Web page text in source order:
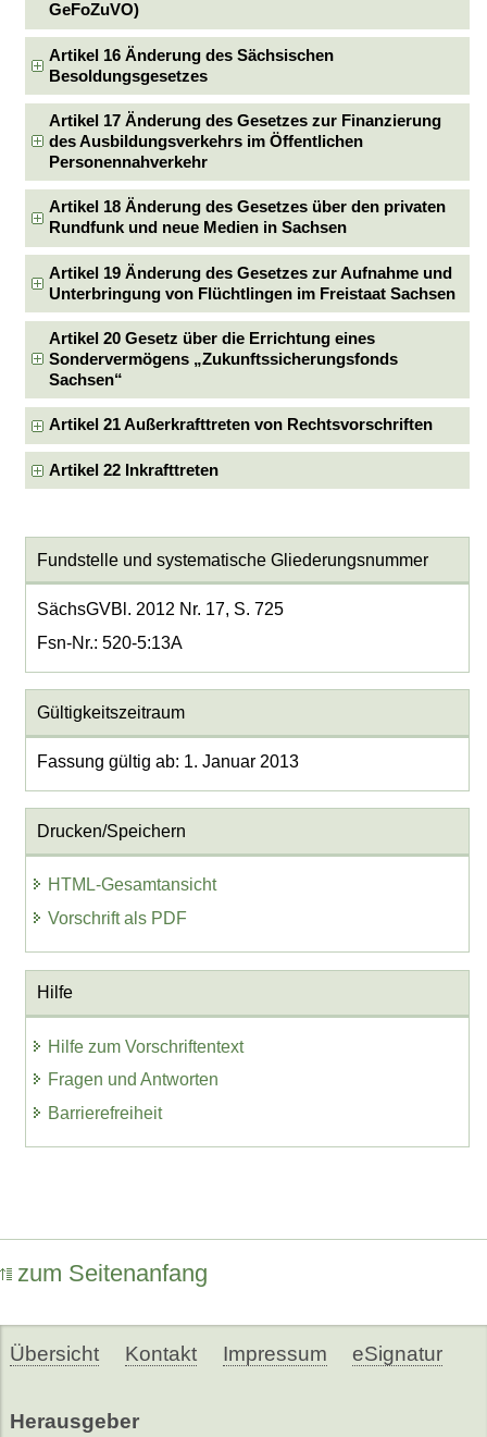
GeFoZuVO)
Artikel 16 Änderung des Sächsischen
Besoldungsgesetzes
Artikel 17 Änderung des Gesetzes zur Finanzierung
des Ausbildungsverkehrs im Öffentlichen
Personennahverkehr
Artikel 18 Änderung des Gesetzes über den privaten
Rundfunk und neue Medien in Sachsen
Artikel 19 Änderung des Gesetzes zur Aufnahme und
Unterbringung von Flüchtlingen im Freistaat Sachsen
Artikel 20 Gesetz über die Errichtung eines
Sondervermögens „Zukunftssicherungsfonds
Sachsen“
Artikel 21 Außerkrafttreten von Rechtsvorschriften
Artikel 22 Inkrafttreten
Fundstelle und systematische Gliederungsnummer
SächsGVBl. 2012 Nr. 17, S. 725
Fsn-Nr.: 520-5:13A
Gültigkeitszeitraum
Fassung gültig ab: 1. Januar 2013
Drucken/Speichern
HTML-Gesamtansicht
Vorschrift als PDF
Hilfe
Hilfe zum Vorschriftentext
Fragen und Antworten
Barrierefreiheit
zum Seitenanfang
Übersicht Kontakt Impressum eSignatur
Herausgeber